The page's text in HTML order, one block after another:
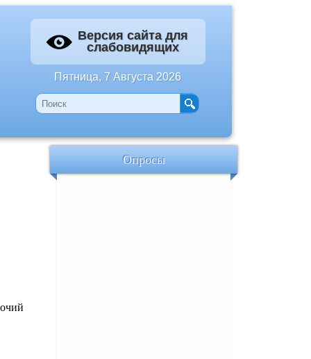
Версия сайта для
слабовидящих
Пятница, 7 Августа 2026
Опросы